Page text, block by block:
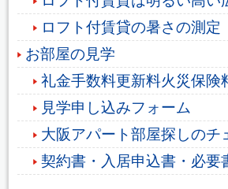
ロフト付賃貸の暑さの測定
お部屋の見学
礼金手数料更新料火災保険
見学申し込みフォーム
大阪アパート部屋探しのチ
契約書・入居申込書・必要